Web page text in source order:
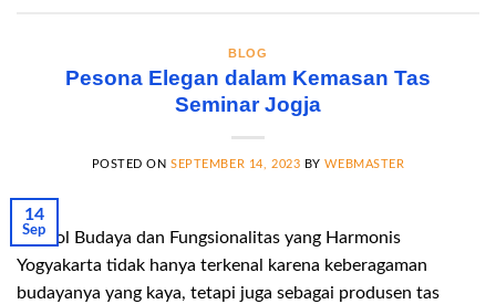
BLOG
Pesona Elegan dalam Kemasan Tas
Seminar Jogja
POSTED ONSEPTEMBER 14, 2023 BYWEBMASTER
14
Sep
Simbol Budaya dan Fungsionalitas yang Harmonis
Yogyakarta tidak hanya terkenal karena keberagaman
budayanya yang kaya, tetapi juga sebagai produsen tas